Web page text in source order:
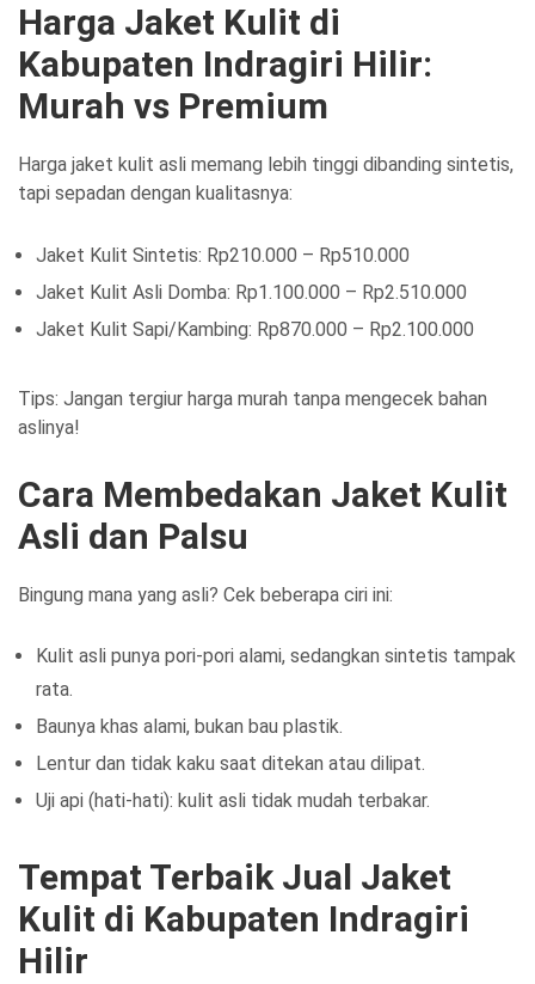
Harga Jaket Kulit di
Kabupaten Indragiri Hilir:
Murah vs Premium
Harga jaket kulit asli memang lebih tinggi dibanding sintetis,
tapi sepadan dengan kualitasnya:
Jaket Kulit Sintetis: Rp210.000 – Rp510.000
Jaket Kulit Asli Domba: Rp1.100.000 – Rp2.510.000
Jaket Kulit Sapi/Kambing: Rp870.000 – Rp2.100.000
Tips: Jangan tergiur harga murah tanpa mengecek bahan
aslinya!
Cara Membedakan Jaket Kulit
Asli dan Palsu
Bingung mana yang asli? Cek beberapa ciri ini:
Kulit asli punya pori-pori alami, sedangkan sintetis tampak
rata.
Baunya khas alami, bukan bau plastik.
Lentur dan tidak kaku saat ditekan atau dilipat.
Uji api (hati-hati): kulit asli tidak mudah terbakar.
Tempat Terbaik Jual Jaket
Kulit di Kabupaten Indragiri
Hilir